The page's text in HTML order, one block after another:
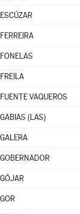
ESCÚZAR
FERREIRA
FONELAS
FREILA
FUENTE VAQUEROS
GABIAS (LAS)
GALERA
GOBERNADOR
GÓJAR
GOR